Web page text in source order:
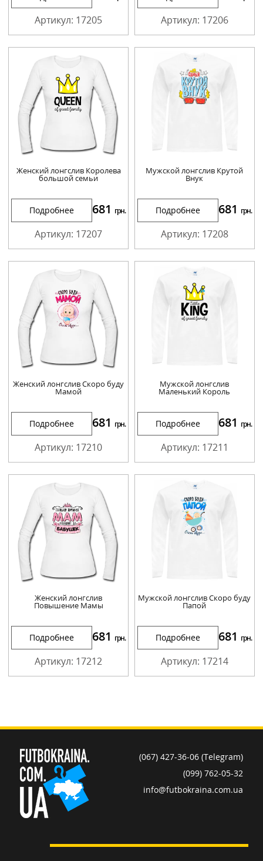
Артикул: 17205 Артикул: 17206
Женский лонгслив Королева
большой семьи
Подробнее 681 грн.
Артикул: 17207
Мужской лонгслив Крутой
Внук
Подробнее 681 грн.
Артикул: 17208
Женский лонгслив Скоро буду
Мамой
Подробнее 681 грн.
Артикул: 17210
Мужской лонгслив
Маленький Король
Подробнее 681 грн.
Артикул: 17211
Женский лонгслив
Повышение Мамы
Подробнее 681 грн.
Артикул: 17212
Мужской лонгслив Скоро буду
Папой
Подробнее 681 грн.
Артикул: 17214
(067) 427-36-06 (Telegram)
(099) 762-05-32
info@futbokraina.com.ua